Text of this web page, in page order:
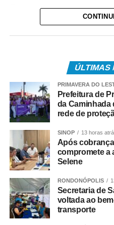
O encontro reuniu
empresários e integrantes
TCE-MT, conselheiro
diálogo com diferentes
gestores públicos e o setor
Reforma Tributária e seus
econômico do estado.
Para Albano, o novo
transparência do sistema
ambiente econômico mais
sistema tributário
age corretamente paga e
também terá que pagar.
democratiza o ambiente
ÚLTIMAS
PRIMAVERA DO
Prefeitura de
da Caminhada
rede de
SINOP 13 horas
Após
compromete a
Selene
RONDONÓPOLIS
Secretaria de
voltada ao
transporte